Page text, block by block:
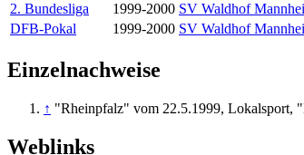
2. Bundesliga
1999-2000 SV Waldhof
DFB-Pokal
1999-2000 SV Waldhof
Einzelnachweise
↑ "Rheinpfalz" vom 22.5.1999, Lokalsport,
Weblinks